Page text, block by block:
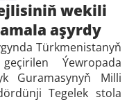
wekili
aşyrdy
Türkmenistanyň
Ýewropada
Guramasynyň Milli
Tegelek stola